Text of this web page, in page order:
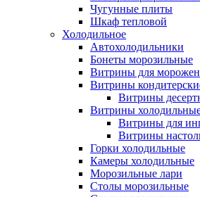
Чугунные плиты
Шкаф тепловой
Холодильное
Автохолодильники
Бонеты морозильные
Витрины для
Витрины
Витрины
Витрины
Витрины для
Витрины
Горки холодильные
Камеры холодильные
Морозильные лари
Столы морозильные